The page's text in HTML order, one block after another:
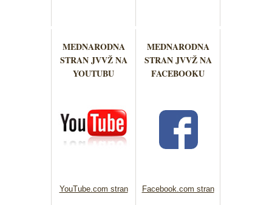
MEDNARODNA
STRAN JVVŽ NA
YOUTUBU
YouTube.com stran
MEDNARODNA
STRAN JVVŽ NA
FACEBOOKU
Facebook.com stran